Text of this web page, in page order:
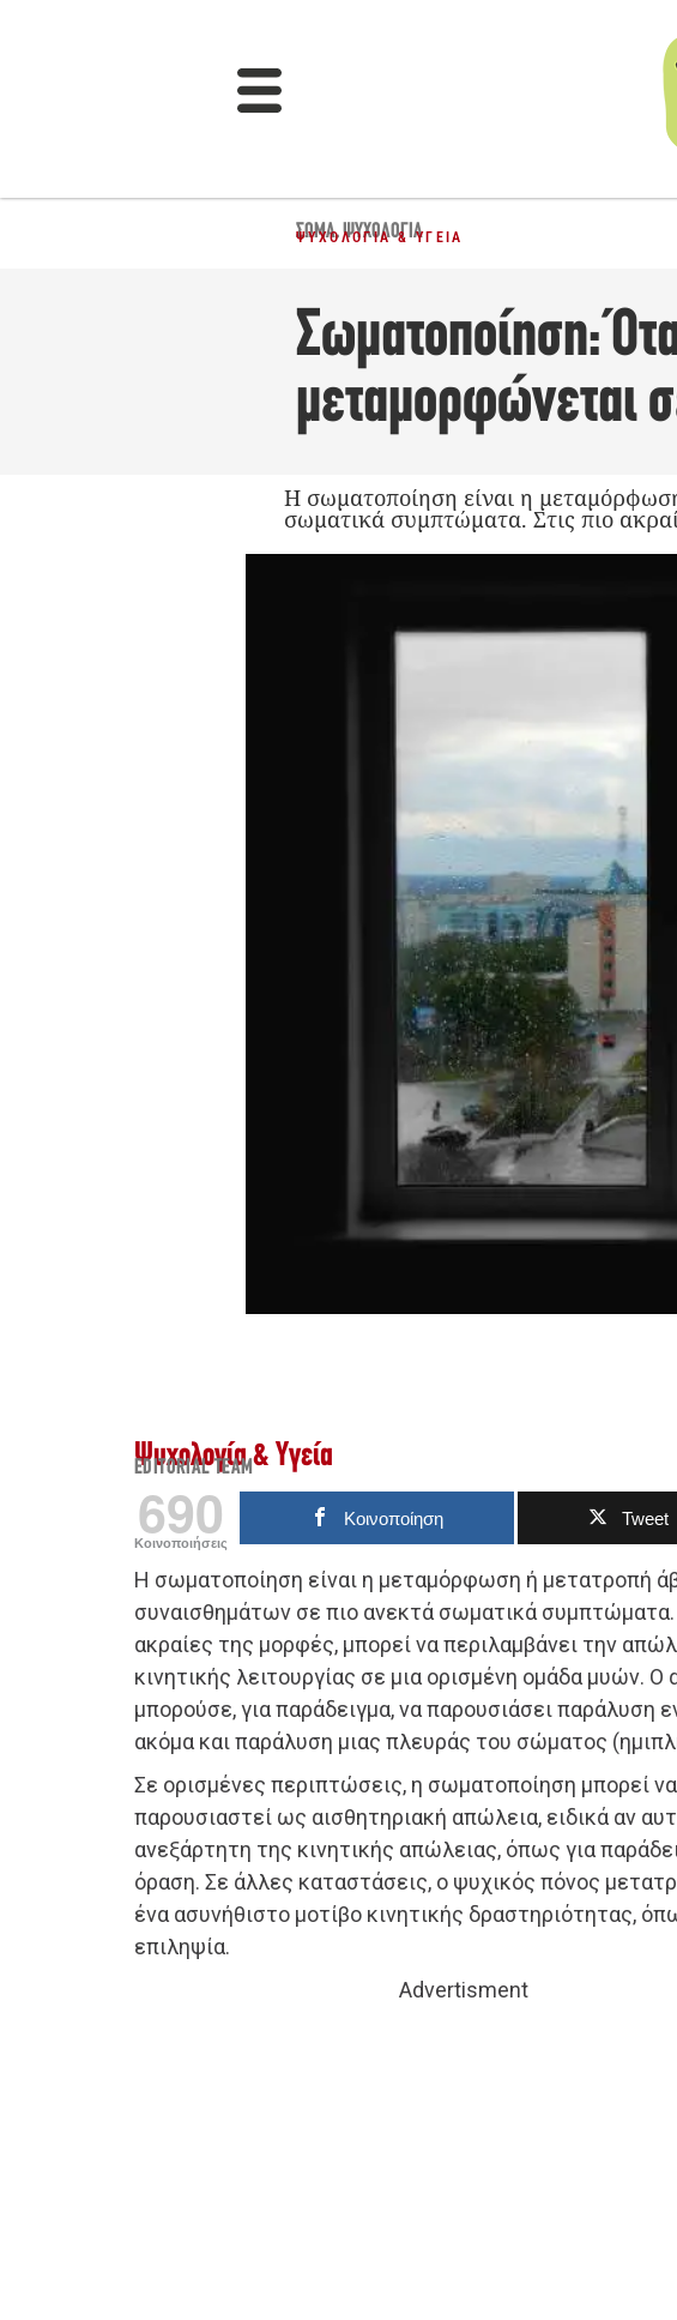
ΣΏΜΑ,ΨΥΧΟΛΟΓΊΑ
ΨΥΧΟΛΟΓΊΑ & ΥΓΕΊΑ
Σωματοποίηση:
μεταμορφώνεται
Η σωματοποίηση είναι η
σωματικά συμπτώματα. Στις πιο
Ψυχολογία & Υγεία
EDITORIAL TEAM
690
Κοινοποιήσεις
Κοινοποίηση Tweet
Η σωματοποίηση είναι η μεταμόρφωση ή μετατροπή
συναισθημάτων σε πιο ανεκτά σωματικά συμπτώματα.
ακραίες της μορφές, μπορεί να περιλαμβάνει την
κινητικής λειτουργίας σε μια ορισμένη ομάδα μυών. Ο
μπορούσε, για παράδειγμα, να παρουσιάσει παράλυση
ακόμα και παράλυση μιας πλευράς του σώματος
Σε ορισμένες περιπτώσεις, η σωματοποίηση μπορεί να
παρουσιαστεί ως αισθητηριακή απώλεια, ειδικά αν
ανεξάρτητη της κινητικής απώλειας, όπως για
όραση. Σε άλλες καταστάσεις, ο ψυχικός πόνος
ένα ασυνήθιστο μοτίβο κινητικής δραστηριότητας,
επιληψία.
Advertisment